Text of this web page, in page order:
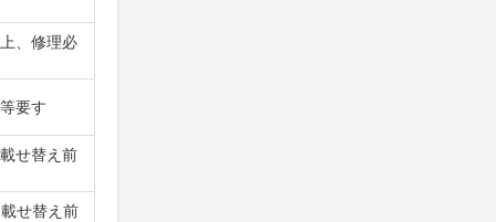
、修理必
要す
せ替え前
せ替え前